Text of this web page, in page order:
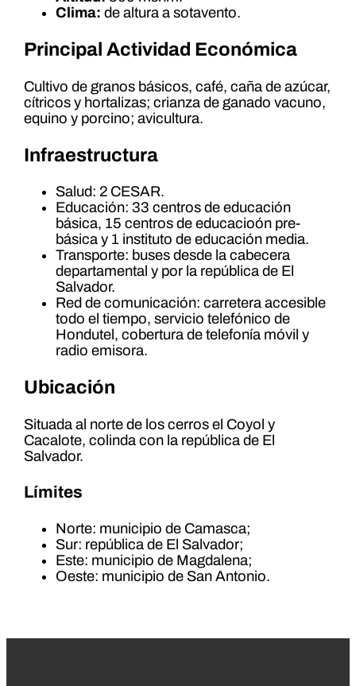
Clima: de altura a sotavento.
Principal Actividad Económica
Cultivo de granos básicos, café, caña de azúcar,
cítricos y hortalizas; crianza de ganado vacuno,
equino y porcino; avicultura.
Infraestructura
Salud: 2 CESAR.
Educación: 33 centros de educación
básica, 15 centros de educacioón pre-
básica y 1 instituto de educación media.
Transporte: buses desde la cabecera
departamental y por la república de El
Salvador.
Red de comunicación: carretera accesible
todo el tiempo, servicio telefónico de
Hondutel, cobertura de telefonía móvil y
radio emisora.
Ubicación
Situada al norte de los cerros el Coyol y
Cacalote, colinda con la república de El
Salvador.
Límites
Norte: municipio de Camasca;
Sur: república de El Salvador;
Este: municipio de Magdalena;
Oeste: municipio de San Antonio.